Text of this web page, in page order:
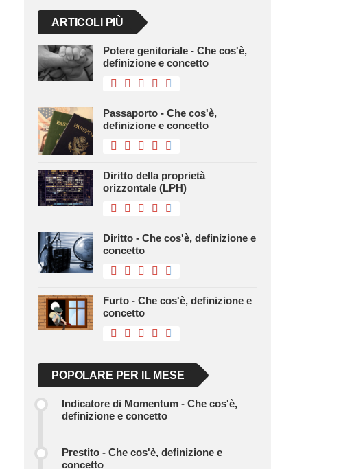
ARTICOLI PIÙ
Potere genitoriale - Che cos'è,
definizione e concetto
Passaporto - Che cos'è,
definizione e concetto
Diritto della proprietà
orizzontale (LPH)
Diritto - Che cos'è, definizione e
concetto
Furto - Che cos'è, definizione e
concetto
POPOLARE PER IL MESE
Indicatore di Momentum - Che cos'è,
definizione e concetto
Prestito - Che cos'è, definizione e
concetto